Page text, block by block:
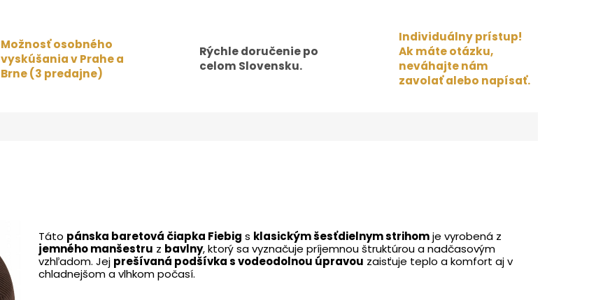
Možnosť osobného
vyskúšania v Prahe a
Brne (3 predajne)
Rýchle doručenie po
celom Slovensku.
Individuálny prístup!
Ak máte otázku,
neváhajte nám
zavolať alebo napísať.
Táto pánska baretová čiapka Fiebig s klasickým šesťdielnym strihomje vyrobená z
jemného manšestru z bavlny, ktorý sa vyznačuje príjemnou štruktúrou a nadčasovým
vzhľadom. Jej prešívaná podšívka s vodeodolnou úpravou zaisťuje teplo a komfort aj v
chladnejšom a vlhkom počasí.